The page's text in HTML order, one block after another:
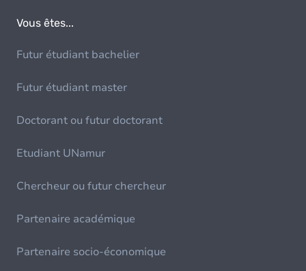
Vous êtes...
Futur étudiant bachelier
Futur étudiant master
Doctorant ou futur doctorant
Etudiant UNamur
Chercheur ou futur chercheur
Partenaire académique
Partenaire socio-économique